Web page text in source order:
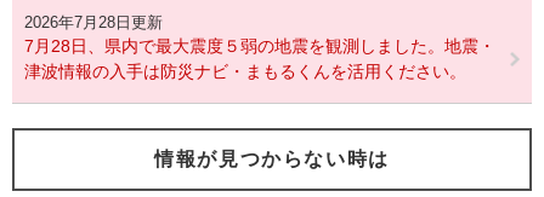
2026年7月28日更新
7月28日、県内で最大震度５弱の地震を観測しました。地震・
津波情報の入手は防災ナビ・まもるくんを活用ください。
情報が見つからない時は